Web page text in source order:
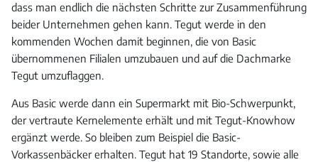
dass man endlich die nächsten Schritte zur Zusammenführung
beider Unternehmen gehen kann. Tegut werde in den
kommenden Wochen damit beginnen, die von Basic
übernommenen Filialen umzubauen und auf die Dachmarke
Tegut umzuflaggen.
Aus Basic werde dann ein Supermarkt mit Bio-Schwerpunkt,
der vertraute Kernelemente erhält und mit Tegut-Knowhow
ergänzt werde. So bleiben zum Beispiel die Basic-
Vorkassenbäcker erhalten. Tegut hat 19 Standorte, sowie alle